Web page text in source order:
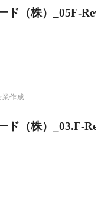
ド（株）_05F-
業作成
ド（株）_03.F-